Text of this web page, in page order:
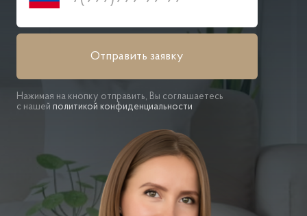
Отправить заявку
Нажимая на кнопку отправить, Вы соглашаетесь
с нашей политикой конфиденциальности